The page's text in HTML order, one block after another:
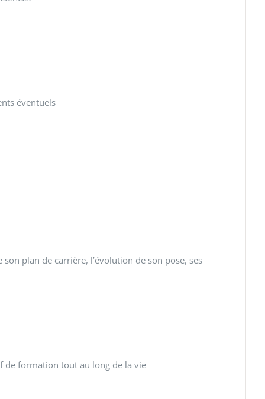
éventuels
plan de carrière, l’évolution de son pose, ses
de formation tout au long de la vie